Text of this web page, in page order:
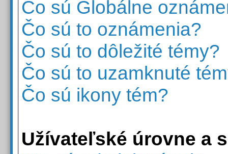
Čo sú Globálne
Čo sú to oznámenia?
Čo sú to dôležité témy?
Čo sú to uzamknuté
Čo sú ikony tém?
Užívateľské úrovne a